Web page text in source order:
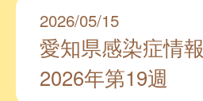
2026/05/15
愛知県感染症情報
2026年第19週